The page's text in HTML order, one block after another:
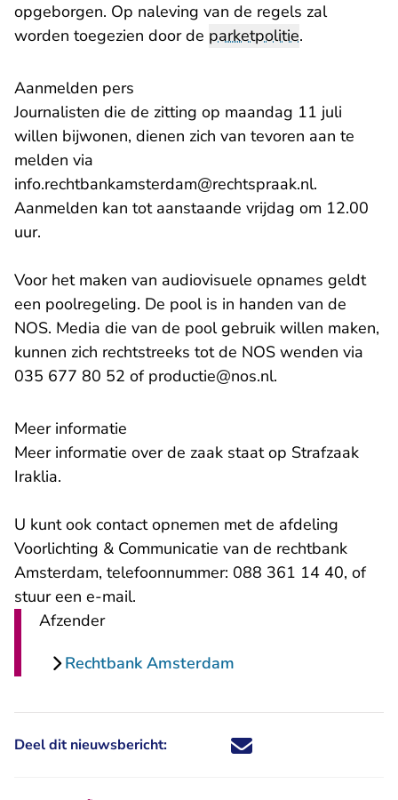
opgeborgen. Op naleving van de regels zal
worden toegezien door de parketpolitie.
Aanmelden pers
Journalisten die de zitting op maandag 11 juli
willen bijwonen, dienen zich van tevoren aan te
melden via
info.rechtbankamsterdam@rechtspraak.nl.
Aanmelden kan tot aanstaande vrijdag om 12.00
uur.
Voor het maken van audiovisuele opnames geldt
een poolregeling. De pool is in handen van de
NOS. Media die van de pool gebruik willen maken,
kunnen zich rechtstreeks tot de NOS wenden via
035 677 80 52 of productie@nos.nl- U verlaat
.
Meer informatie
Meer informatie over de zaak staat op Strafzaak
Iraklia.
U kunt ook contact opnemen met de afdeling
Voorlichting & Communicatie van de rechtbank
Amsterdam, telefoonnummer: 088 361 14 40, of
stuur een e-mail- U verlaat Rechtspraak.nl
.
Afzender
Rechtbank Amsterdam
Deel dit nieuwsbericht: Deel dit nieuwsbericht via X -
Deel dit nieuwsbericht via
Deel dit nieuwsbericht
Deel dit